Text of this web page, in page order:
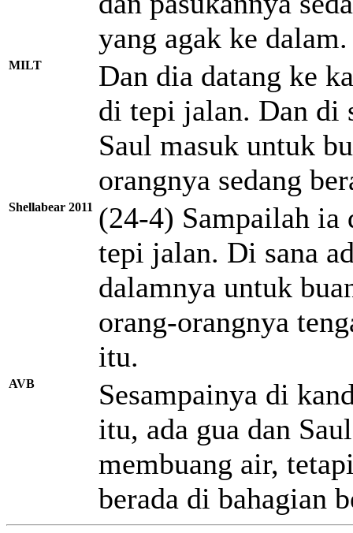
yang agak ke dalam.
MILT
Dan dia datang ke
di tepi jalan. Dan di
Saul masuk untuk
orangnya sedang
Shellabear 2011 (24-4) Sampailah ia
tepi jalan. Di sana
dalamnya untuk
orang-orangnya
itu.
AVB
Sesampainya di
itu, ada gua dan
membuang air,
berada di bahagian